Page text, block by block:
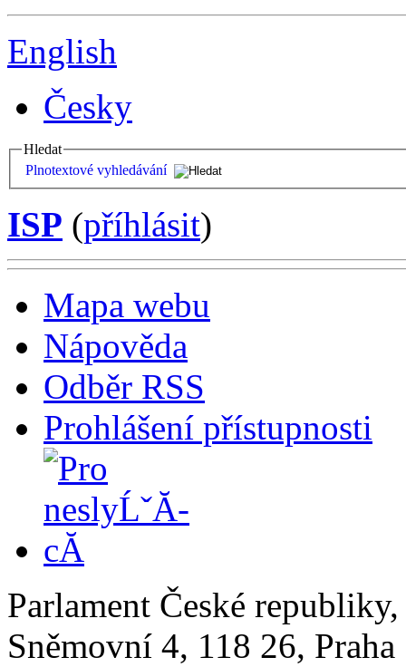
English
Česky
Hledat
Plnotextové vyhledávání
ISP (příhlásit)
Mapa webu
Nápověda
Odběr RSS
Prohlášení přístupnosti
Parlament České
Sněmovní 4, 118 26,